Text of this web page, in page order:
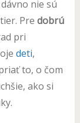
nie sú
Pre dobrú
pri
deti,
to, o čom
ako si